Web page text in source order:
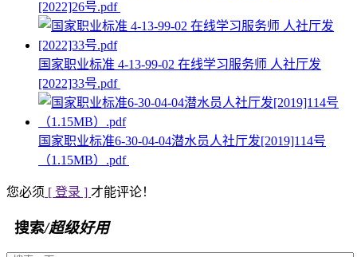
[2022]26号.pdf
国家职业标准 4-13-99-02 在线学习服务师 人社厅发
[2022]33号.pdf
国家职业标准6-30-04-04潜水员人社厅发[2019]114号
（1.15MB）.pdf
您必须 [ 登录 ] 才能评论！
搜索/超级好用